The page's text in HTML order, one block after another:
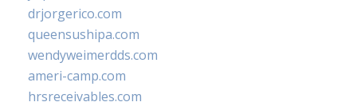
drjorgerico.com
queensushipa.com
wendyweimerdds.com
ameri-camp.com
hrsreceivables.com